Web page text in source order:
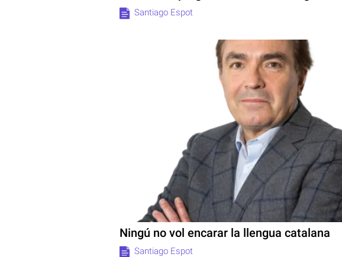
Santiago Espot
Ningú no vol encarar la llengua catalana
Santiago Espot